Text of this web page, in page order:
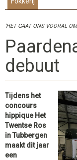
‘HET GAAT ONS VOORAL
debuut
Tijdens het
concours
hippique Het
Twentse Ros
in Tubbergen
maakt dit jaar
een